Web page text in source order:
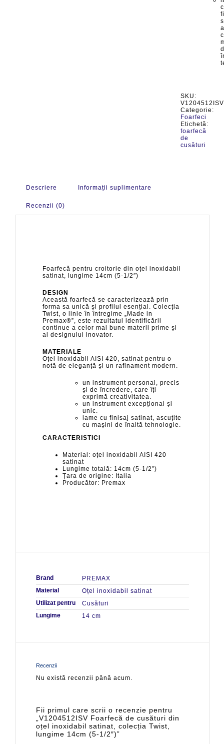
SKU:
V1204512ISV
Categorie:
Foarfeci
Etichetă:
foarfecă
de
cusături
Descriere Informații suplimentare
Recenzii (0)
Foarfecă pentru croitorie din oțel inoxidabil
satinat, lungime 14cm (5-1/2″)
DESIGN
Această foarfecă se caracterizează prin
forma sa unică și profilul esențial. Colecția
Twist, o linie în întregime „Made in
Premax®”, este rezultatul identificării
continue a celor mai bune materii prime și
al designului inovator.
MATERIALE
Oțel inoxidabil AISI 420, satinat pentru o
notă de eleganță și un rafinament modern.
un instrument personal, precis
și de încredere, care îți
exprimă creativitatea.
un instrument excepțional și
unic.
lame cu finisaj satinat, ascuțite
cu mașini de înaltă tehnologie.
CARACTERISTICI
Material: oțel inoxidabil AISI 420
satinat
Lungime totală: 14cm (5-1/2″)
Țara de origine: Italia
Producător: Premax
Brand
PREMAX
Material
Oțel inoxidabil satinat
Utilizat pentru
Cusături
Lungime
14 cm
Recenzii
Nu există recenzii până acum.
Fii primul care scrii o recenzie pentru
„V1204512ISV Foarfecă de cusături din
oțel inoxidabil satinat, colecția Twist,
lungime 14cm (5-1/2″)”